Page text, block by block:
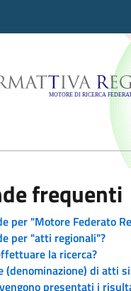
frequenti
per "Motore Federato
per "atti regionali"?
la ricerca?
(denominazione) di atti
presentati i